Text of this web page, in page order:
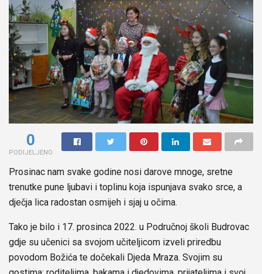
0
PODIJELJENO
Prosinac nam svake godine nosi darove mnoge, sretne
trenutke pune ljubavi i toplinu koja ispunjava svako srce, a
dječja lica radostan osmijeh i sjaj u očima.
Tako je bilo i 17. prosinca 2022. u Područnoj školi Budrovac
gdje su učenici sa svojom učiteljicom izveli priredbu
povodom Božića te dočekali Djeda Mraza. Svojim su